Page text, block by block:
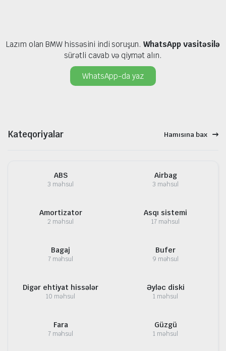
Lazım olan BMW hissəsini indi soruşun.WhatsApp vasitəsilə
sürətli cavab və qiymət alın.
WhatsApp-da yaz
Kateqoriyalar Hamısına bax
ABS
3 məhsul
Airbag
3 məhsul
Amortizator
2 məhsul
Asqı sistemi
17 məhsul
Bagaj
7 məhsul
Bufer
9 məhsul
Digər ehtiyat hissələr
10 məhsul
Əyləc diski
1 məhsul
Fara
7 məhsul
Güzgü
1 məhsul